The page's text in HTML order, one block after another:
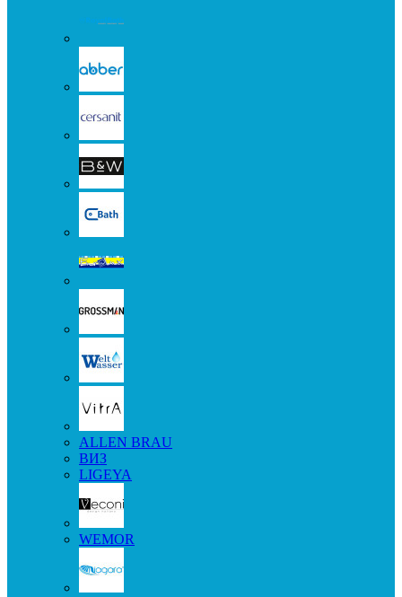
ALLEN BRAU
ВИЗ
LIGEYA
WEMOR